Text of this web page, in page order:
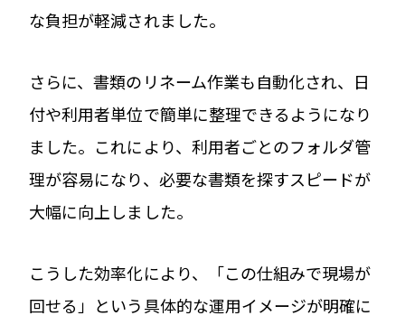
な負担が軽減されました。
さらに、書類のリネーム作業も自動化され、日
付や利用者単位で簡単に整理できるようになり
ました。これにより、利用者ごとのフォルダ管
理が容易になり、必要な書類を探すスピードが
大幅に向上しました。
こうした効率化により、「この仕組みで現場が
回せる」という具体的な運用イメージが明確に